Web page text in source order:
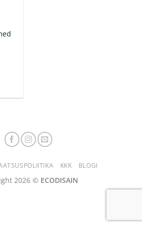
KKK BLOGI
2026 © ECODISAIN